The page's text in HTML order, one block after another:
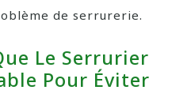
de serrurerie.
Le Serrurier
Pour Éviter